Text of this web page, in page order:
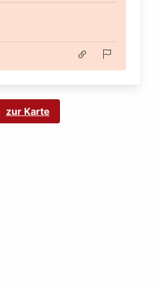
zur Karte